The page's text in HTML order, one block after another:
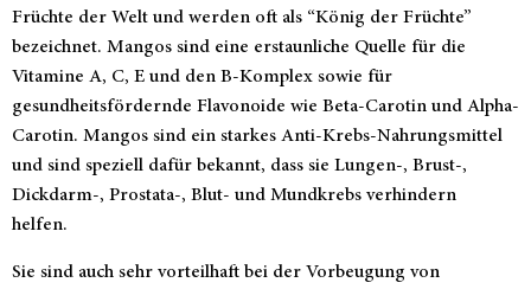
Früchte der Welt und werden oft als “König der Früchte”
bezeichnet. Mangos sind eine erstaunliche Quelle für die
Vitamine A, C, E und den B-Komplex sowie für
gesundheitsfördernde Flavonoide wie Beta-Carotin und Alpha-
Carotin. Mangos sind ein starkes Anti-Krebs-Nahrungsmittel
und sind speziell dafür bekannt, dass sie Lungen-, Brust-,
Dickdarm-, Prostata-, Blut- und Mundkrebs verhindern
helfen.
Sie sind auch sehr vorteilhaft bei der Vorbeugung von